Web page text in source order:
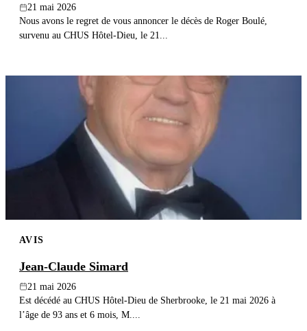
21 mai 2026
Nous avons le regret de vous annoncer le décès de Roger Boulé,
survenu au CHUS Hôtel-Dieu, le 21...
AVIS
Jean-Claude Simard
21 mai 2026
Est décédé au CHUS Hôtel-Dieu de Sherbrooke, le 21 mai 2026 à
l’âge de 93 ans et 6 mois, M....